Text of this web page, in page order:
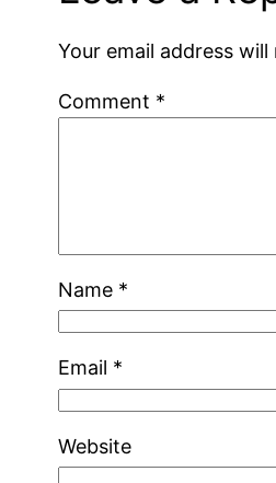
Your email address
Comment *
Name *
Email *
Website